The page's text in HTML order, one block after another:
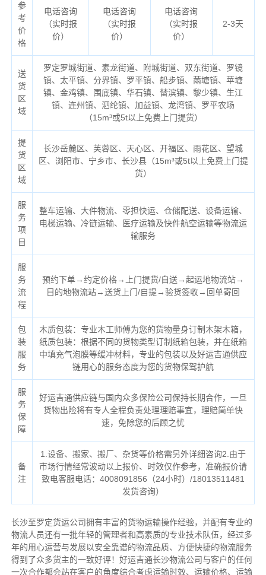
参
考
价
格
电话咨询
（实时报
价）
电话咨询
（实时报
价）
电话咨询
（实时报
价）
2-3天
送
货
区
域
罗定罗城街道、素龙街道、附城街道、双东街道、罗镜
镇、太平镇、分界镇、罗平镇、船步镇、䓣塘镇、苹塘
镇、金鸡镇、围底镇、华石镇、榃滨镇、黎少镇、生江
镇、连州镇、泗纶镇、加益镇、龙湾镇、罗平农场
（15m³或5t以上免费上门提货）
提
货
区
域
长沙岳麓区、芙蓉区、天心区、开福区、雨花区、望城
区、浏阳市、宁乡市、长沙县（15m³或5t以上免费上门提
货）
服
务
项
目
整车运输、大件物流、零担快运、仓储配送、设备运输、
电梯运输、冷链运输、医疗运输及快件航空运输等物流运
输服务
服
务
流
程
预约下单→约定价格→上门提货/自送→起运地物流站→
目的地物流站→送货上门/自提→验货签收→回单寄回
包
装
服
务
木质包装：专业木工师傅为您的货物量身订制木架木箱，
纸质包装：根据不同的货物类型订制纸箱包装，并在纸箱
中填充气泡膜等缓冲材料，专业的包装以及好运吉通供应
链用心的服务态度为您的货物保驾护航
服
务
保
障
好运吉通供应链与国内众多保险公司保持长期合作，一旦
货物出险将有专人全程负责处理理赔事宜，理赔简单快
速，免除您的后顾之忧
备
注
1.设备、搬家、搬厂、杂货等价格需另外详细咨询2.由于
市场行情经常波动以上报价、时效仅作参考，准确报价请
致电客服电话：4008091856（24小时）/18013511481
发货咨询）
长沙至罗定货运公司拥有丰富的货物运输操作经验，并配有专业的
物流人员还有一批年轻的管理者和高素质的专业技术队伍，经过多
年的用心运营与发展以安全靠谱的物流品质、方便快捷的物流服务
得到了众多货主的一致好评！好运吉通长沙物流公司与客户的任何
一次合作都会站在客户的角度综合考虑运输时效、运输价格、运输